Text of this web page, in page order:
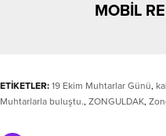
MOBİL
ETİKETLER: 19 Ekim Muhtarlar Günü,
Muhtarlarla buluştu., ZONGULDAK,